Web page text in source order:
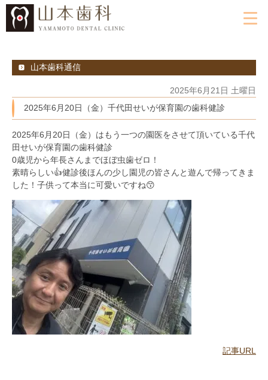
山本歯科通信
2025年6月21日 土曜日
2025年6月20日（金）千代田せいが保育園の歯科健診
2025年6月20日（金）はもう一つの園医をさせて頂いている千代
田せいが保育園の歯科健診
0歳児から年長さんまでほぼ虫歯ゼロ！
素晴らしい👍健診後ほんの少し園児の皆さんと遊んで帰ってきま
した！子供って本当に可愛いですね😙
記事URL